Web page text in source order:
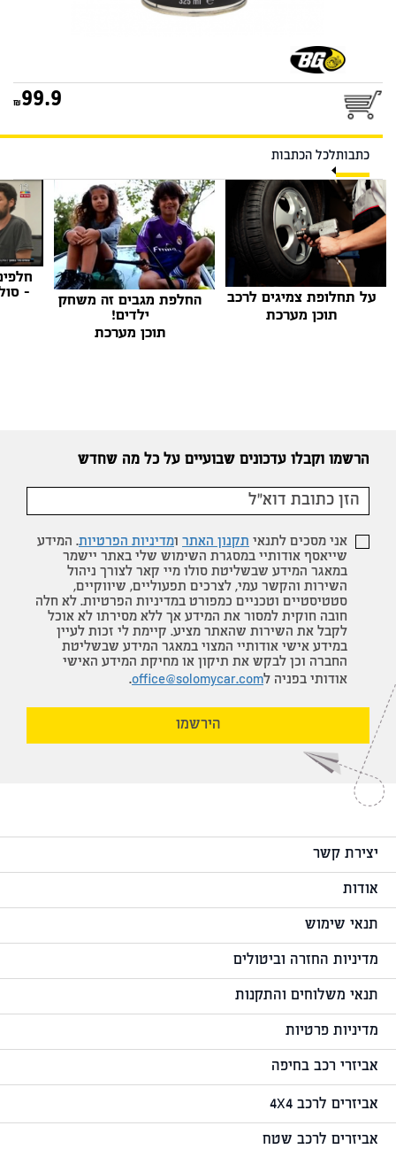
99.9
כתבותלכל הכתבות
על תחלופת צמיגים לרכב
תוכן מערכת
החלפת מגבים זה משחק
ילדים!
תוכן מערכת
-
הרשמו וקבלו עדכונים שבועיים על כל מה שחדש
אני מסכים לתנאי תקנון האתר ומדיניות הפרטיות. המידע
שייאסף אודותיי במסגרת השימוש שלי באתר יישמר
במאגר המידע שבשליטת סולו מיי קאר לצורך ניהול
השירות והקשר עמי, לצרכים תפעוליים, שיווקיים,
סטטיסטיים וטכניים כמפורט במדיניות הפרטיות. לא חלה
חובה חוקית למסור את המידע אך ללא מסירתו לא אוכל
לקבל את השירות שהאתר מציע. קיימת לי זכות לעיין
במידע אישי אודותיי המצוי במאגר המידע שבשליטת
החברה וכן לבקש את תיקון או מחיקת המידע האישי
אודותי בפניה לoffice@solomycar.com
.
הירשמו
יצירת קשר
אודות
תנאי שימוש
מדיניות החזרה וביטולים
תנאי משלוחים והתקנות
מדיניות פרטיות
אביזרי רכב בחיפה
אביזרים לרכב 4X4
אביזרים לרכב שטח